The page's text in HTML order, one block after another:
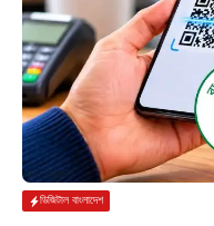
ডিজিটাল বাংলাদেশ